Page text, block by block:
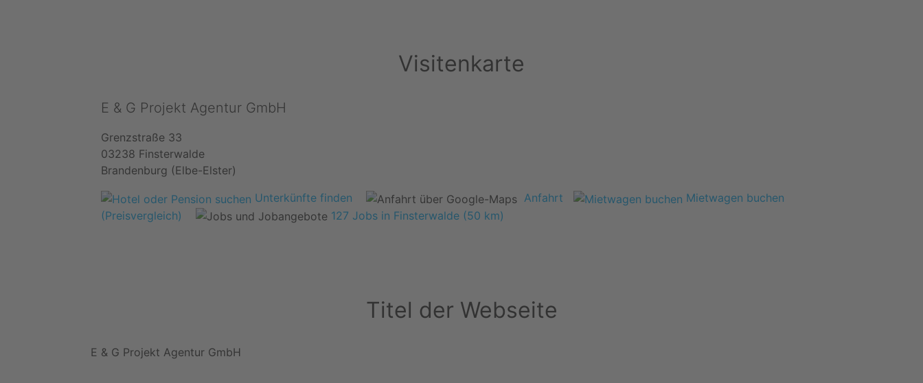
Visitenkarte
E & G Projekt Agentur GmbH
Grenzstraße 33
03238 Finsterwalde
Brandenburg (Elbe-Elster)
Unterkünfte finden
Anfahrt
Mietwagen buchen
(Preisvergleich)
127 Jobs in Finsterwalde (50 km)
Titel der Webseite
E & G Projekt Agentur GmbH